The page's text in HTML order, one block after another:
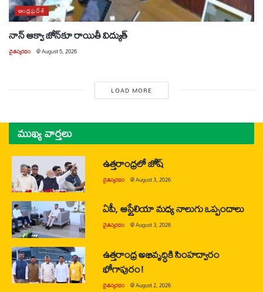
ఆంధ్రప్రదేశ్
నాన్ ఆక్వా జోన్‌కూ రాయితీ విద్యుత్
చైతన్యరధం @August 5, 2026
LOAD MORE
ముఖ్య వార్తలు
ఉత్తరాంధ్రలో జోష్
చైతన్యరధం @August 3, 2026
ఏపీ, ఆస్ట్రేలియా మధ్య నాలుగు ఒప్పందాలు
చైతన్యరధం @August 3, 2026
ఉత్తరాంధ్ర అభివృద్ధికి సింహద్వారం
భోగాపురం!
చైతన్యరధం @August 2, 2026